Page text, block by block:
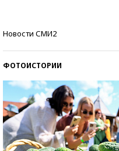
Новости СМИ2
ФОТОИСТОРИИ